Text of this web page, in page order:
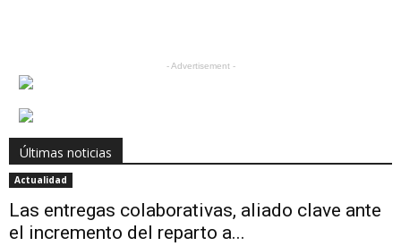
- Advertisement -
Últimas noticias
Actualidad
Las entregas colaborativas, aliado clave ante
el incremento del reparto a...